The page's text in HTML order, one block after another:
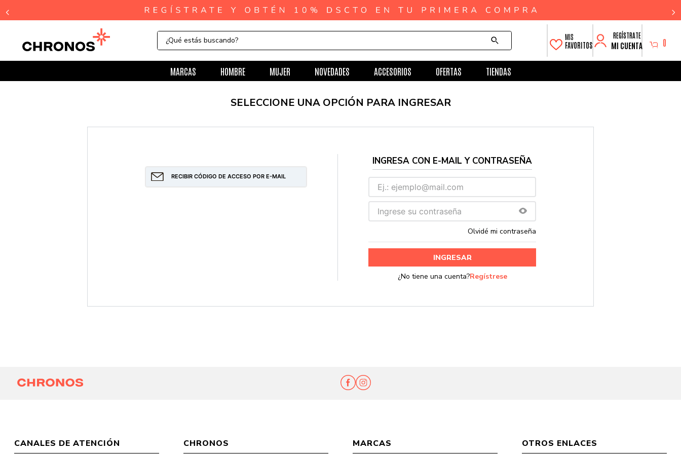
¿Qué estás buscando?
FAVORITOS MI CUENTA 0
MARCAS HOMBRE MUJER NOVEDADES ACCESORIOS OFERTAS TIENDAS
RECIBIR CÓDIGO DE ACCESO POR E-MAIL
Olvidé mi contraseña
Entrar
CANALES DE ATENCIÓN CHRONOS MARCAS OTROS ENLACES